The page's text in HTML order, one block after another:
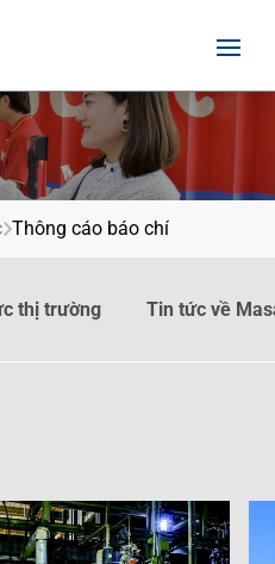
Thông cáo báo chí
thị trường Tin tức về